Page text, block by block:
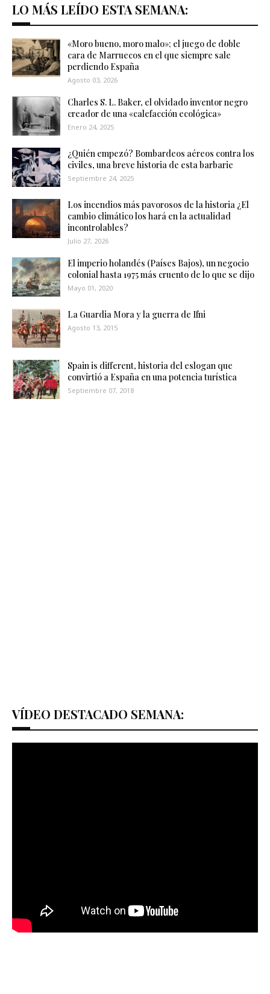
LO MÁS LEÍDO ESTA SEMANA:
«Moro bueno, moro malo»; el juego de doble
cara de Marruecos en el que siempre sale
perdiendo España
Agosto 03, 2026
Charles S. L. Baker, el olvidado inventor negro
creador de una «calefacción ecológica»
Enero 24, 2025
¿Quién empezó? Bombardeos aéreos contra los
civiles, una breve historia de esta barbarie
Septiembre 24, 2025
Los incendios más pavorosos de la historia ¿El
cambio climático los hará en la actualidad
incontrolables?
Julio 27, 2026
El imperio holandés (Países Bajos), un negocio
colonial hasta 1975 más cruento de lo que se dijo
Mayo 01, 2020
La Guardia Mora y la guerra de Ifni
Agosto 13, 2015
Spain is different, historia del eslogan que
convirtió a España en una potencia turística
Septiembre 07, 2018
VÍDEO DESTACADO SEMANA: